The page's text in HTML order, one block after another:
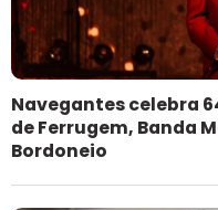
Navegantes celebra
de Ferrugem, Banda
Bordoneio